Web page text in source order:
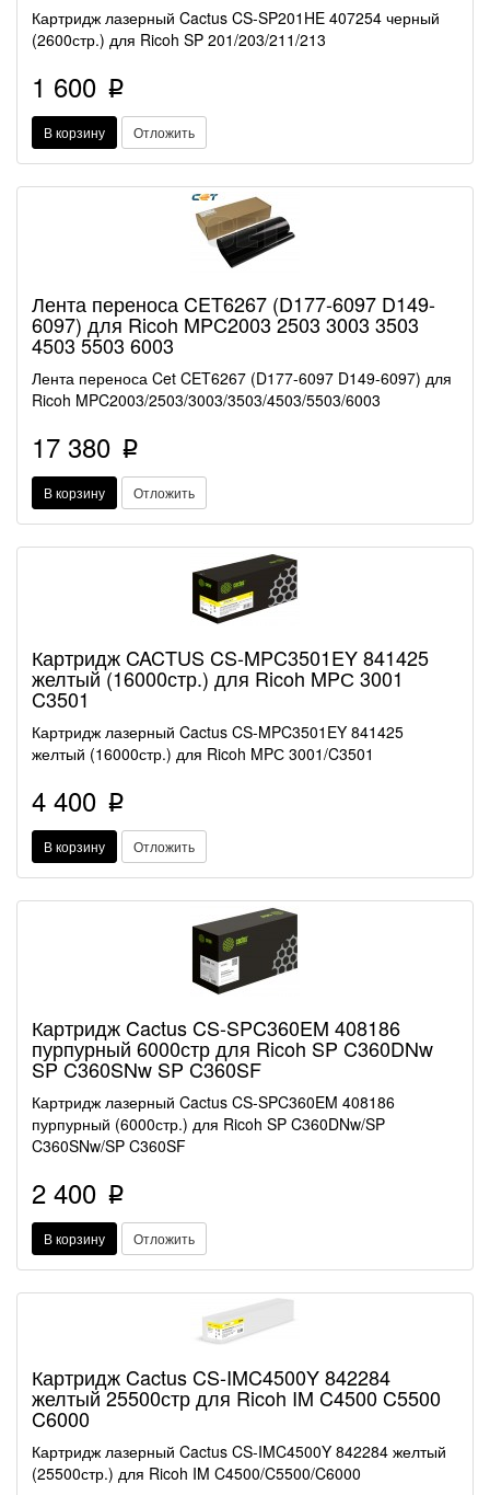
Картридж лазерный Cactus CS-SP201HE 407254 черный
(2600стр.) для Ricoh SP 201/203/211/213
1 600 p
В корзину Отложить
Лента переноса CET6267 (D177-6097 D149-
6097) для Ricoh MPC2003 2503 3003 3503
4503 5503 6003
Лента переноса Cet CET6267 (D177-6097 D149-6097) для
Ricoh MPC2003/2503/3003/3503/4503/5503/6003
17 380 p
В корзину Отложить
Картридж CACTUS CS-MPC3501EY 841425
желтый (16000стр.) для Ricoh MPС 3001
C3501
Картридж лазерный Cactus CS-MPC3501EY 841425
желтый (16000стр.) для Ricoh MPС 3001/C3501
4 400 p
В корзину Отложить
Картридж Cactus CS-SPC360EM 408186
пурпурный 6000стр для Ricoh SP C360DNw
SP C360SNw SP C360SF
Картридж лазерный Cactus CS-SPC360EM 408186
пурпурный (6000стр.) для Ricoh SP C360DNw/SP
C360SNw/SP C360SF
2 400 p
В корзину Отложить
Картридж Cactus CS-IMC4500Y 842284
желтый 25500стр для Ricoh IM C4500 C5500
C6000
Картридж лазерный Cactus CS-IMC4500Y 842284 желтый
(25500стр.) для Ricoh IM C4500/C5500/C6000